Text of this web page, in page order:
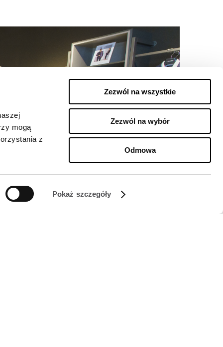
mogą
z
Pokaż szczegóły
Zezwól na wszystkie
Zezwól na wybór
Odmowa